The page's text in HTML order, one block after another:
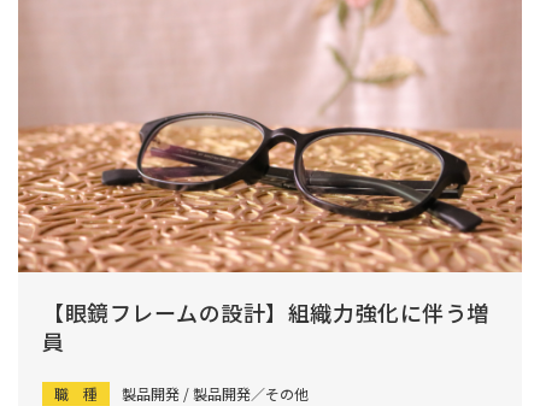
【眼鏡フレームの設計】組織力強化に伴う増
員
職 種
製品開発 / 製品開発／その他